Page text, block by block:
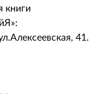
книги
41.